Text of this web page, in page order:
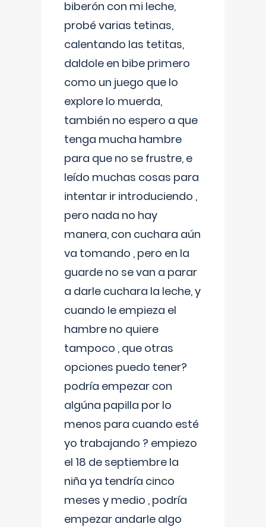
biberón con mi leche,
probé varias tetinas,
calentando las tetitas,
daldole en bibe primero
como un juego que lo
explore lo muerda,
también no espero a que
tenga mucha hambre
para que no se frustre, e
leído muchas cosas para
intentar ir introduciendo ,
pero nada no hay
manera, con cuchara aún
va tomando , pero en la
guarde no se van a parar
a darle cuchara la leche, y
cuando le empieza el
hambre no quiere
tampoco , que otras
opciones puedo tener?
podría empezar con
algúna papilla por lo
menos para cuando esté
yo trabajando ? empiezo
el 18 de septiembre la
niña ya tendría cinco
meses y medio , podría
empezar andarle algo